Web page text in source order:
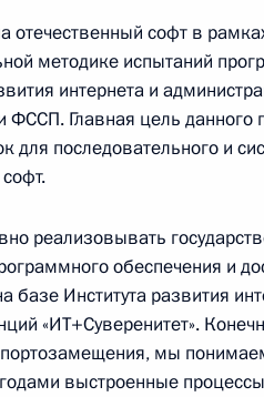
участие в открытии курса
«Армия и общество»
стол по
отечественный софт в
методике испытаний
интернета и
ФССП. Главная цель данного
для последовательного и
реализовывать
обеспечения и
базе Института развития
«ИТ+Суверенитет».
мы
выстроенные